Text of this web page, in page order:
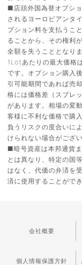
■店頭外国為替オプシ
されるヨーロピアンタ
プション料を支払うこ
ることから、その権利
全額を失うこととなり
1Lotあたりの最大価格
です。オプション購入
引可能期間であれば売
格には価格差（スプレ
があります。相場の変
客様に不利な価格で購
負うリスクの度合いに
けられない場合がござい
■暗号資産は本邦通貨
とは異なり、特定の国
はなく、代価の弁済を
済に使用することができ
会社概要
個人情報保護方針